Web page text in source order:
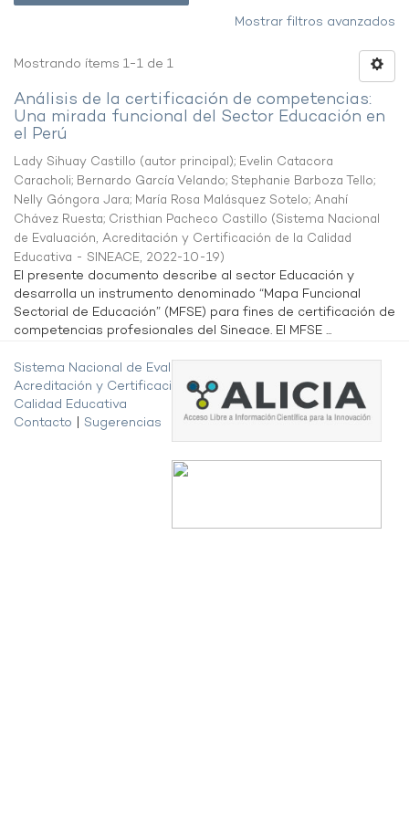
Mostrar filtros avanzados
Mostrando ítems 1-1 de 1
Análisis de la certificación de competencias:
Una mirada funcional del Sector Educación en
el Perú
Lady Sihuay Castillo (autor principal); Evelin Catacora
Caracholi; Bernardo García Velando; Stephanie Barboza Tello;
Nelly Góngora Jara; María Rosa Malásquez Sotelo; Anahí
Chávez Ruesta; Cristhian Pacheco Castillo (Sistema Nacional
de Evaluación, Acreditación y Certificación de la Calidad
Educativa - SINEACE, 2022-10-19)
El presente documento describe al sector Educación y
desarrolla un instrumento denominado “Mapa Funcional
Sectorial de Educación” (MFSE) para fines de certificación de
competencias profesionales del Sineace. El MFSE ...
Sistema Nacional de Evaluación,
Acreditación y Certificación de la
Calidad Educativa
Contacto
Sugerencias